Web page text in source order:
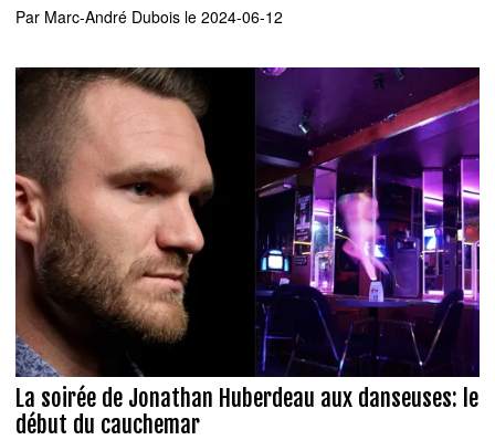
Par Marc-André Dubois le 2024-06-12
La soirée de Jonathan Huberdeau aux danseuses: le
début du cauchemar